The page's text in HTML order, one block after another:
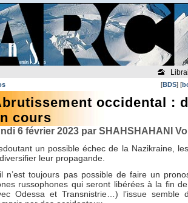
[BDS] [
occidental :
cours
6 février 2023 par SHAHSHAHANI
un possible échec de la Nazikraine,
leur propagande.
n’est toujours pas possible de faire un
russophones qui seront libérées à la fin
Odessa et Transnistrie…) l’issue